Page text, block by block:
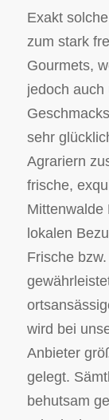
Exakt
zum stark
Gourmets,
jedoch auch
sehr
Agrariern
frische,
Mittenwalde
lokalen
Frische
wird bei
Anbieter
gelegt.
behutsam